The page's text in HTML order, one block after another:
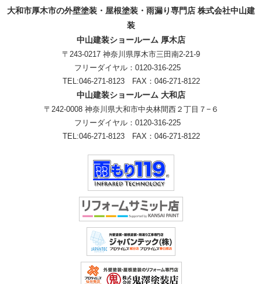
大和市厚木市の外壁塗装・屋根塗装・雨漏り専門店 株式会社中山建
装
中山建装ショールーム 厚木店
〒243-0217 神奈川県厚木市三田南2-21-9
フリーダイヤル： 0120-316-225
TEL:046-271-8123 FAX：046-271-8122
中山建装ショールーム 大和店
〒242-0008 神奈川県大和市中央林間西２丁目７−６
フリーダイヤル： 0120-316-225
TEL:046-271-8123 FAX：046-271-8122